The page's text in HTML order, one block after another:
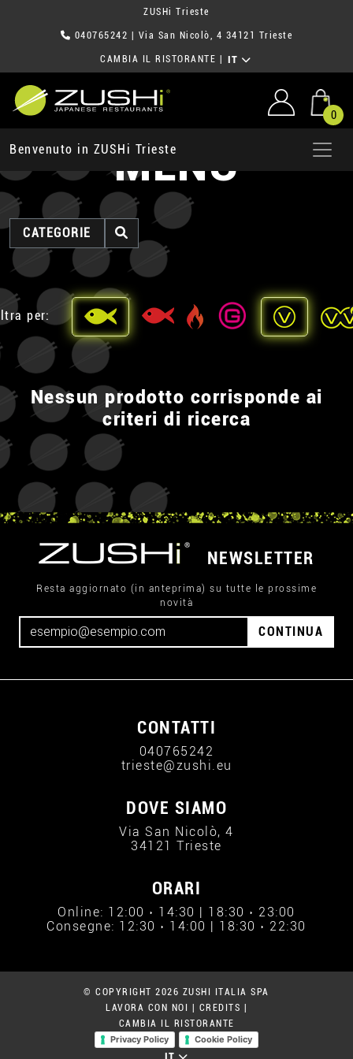
ZUSHi Trieste
040765242 | Via San Nicolò, 4 34121 Trieste
CAMBIA IL RISTORANTE IT
0
Benvenuto in ZUSHi TriesteMENU
CATEGORIE
per:
Nessun prodotto corrisponde ai
criteri di ricerca
NEWSLETTER
Resta aggiornato (in anteprima) su tutte le prossime
novità
CONTINUA
CONTATTI
040765242
trieste@zushi.eu
DOVE SIAMO
Via San Nicolò, 4
34121 Trieste
ORARI
Online: 12:00 › 14:30 | 18:30 › 23:00
Consegne: 12:30 › 14:00 | 18:30 › 22:30
© COPYRIGHT 2026 ZUSHI ITALIA SPA
LAVORA CON NOI
CREDITS
CAMBIA IL RISTORANTE
Privacy Policy
Cookie Policy